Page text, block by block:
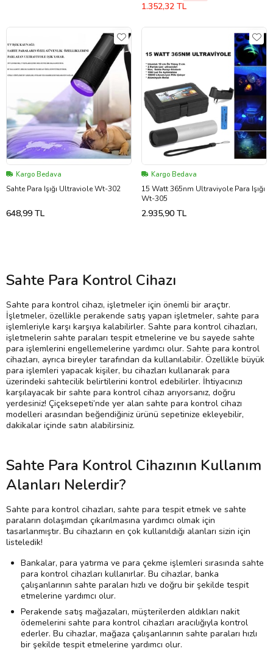
1.352,32 TL
Kargo Bedava
Sahte Para Işığı Ultraviole Wt-302
648,99 TL
Kargo Bedava
15 Watt 365nm Ultraviyole Para Işığı
Wt-305
2.935,90 TL
Sahte Para Kontrol Cihazı
Sahte para kontrol cihazı, işletmeler için önemli bir araçtır.
İşletmeler, özellikle perakende satış yapan işletmeler, sahte para
işlemleriyle karşı karşıya kalabilirler. Sahte para kontrol cihazları,
işletmelerin sahte paraları tespit etmelerine ve bu sayede sahte
para işlemlerini engellemelerine yardımcı olur. Sahte para kontrol
cihazları, ayrıca bireyler tarafından da kullanılabilir. Özellikle büyük
para işlemleri yapacak kişiler, bu cihazları kullanarak para
üzerindeki sahtecilik belirtilerini kontrol edebilirler. İhtiyacınızı
karşılayacak bir sahte para kontrol cihazı arıyorsanız, doğru
yerdesiniz! Çiçeksepeti’nde yer alan sahte para kontrol cihazı
modelleri arasından beğendiğiniz ürünü sepetinize ekleyebilir,
dakikalar içinde satın alabilirsiniz.
Sahte Para Kontrol Cihazının Kullanım
Alanları Nelerdir?
Sahte para kontrol cihazları, sahte para tespit etmek ve sahte
paraların dolaşımdan çıkarılmasına yardımcı olmak için
tasarlanmıştır. Bu cihazların en çok kullanıldığı alanları sizin için
listeledik!
Bankalar, para yatırma ve para çekme işlemleri sırasında sahte
para kontrol cihazları kullanırlar. Bu cihazlar, banka
çalışanlarının sahte paraları hızlı ve doğru bir şekilde tespit
etmelerine yardımcı olur.
Perakende satış mağazaları, müşterilerden aldıkları nakit
ödemelerini sahte para kontrol cihazları aracılığıyla kontrol
ederler. Bu cihazlar, mağaza çalışanlarının sahte paraları hızlı
bir şekilde tespit etmelerine yardımcı olur.